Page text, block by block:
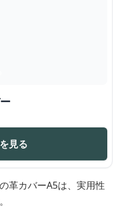
見る
革カバーA5は、実用性